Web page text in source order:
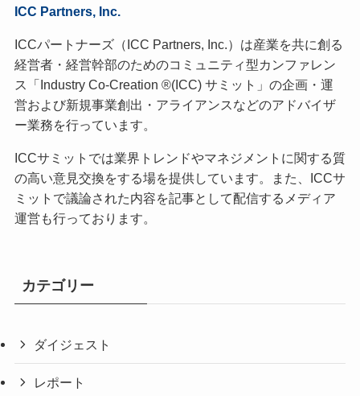
ICC Partners, Inc.
ICCパートナーズ（ICC Partners, Inc.）は産業を共に創る
経営者・経営幹部のためのコミュニティ型カンファレン
ス「Industry Co-Creation ®(ICC) サミット」の企画・運
営および新規事業創出・アライアンスなどのアドバイザ
ー業務を行っています。
ICCサミットでは業界トレンドやマネジメントに関する質
の高い意見交換をする場を提供しています。また、ICCサ
ミットで議論された内容を記事として配信するメディア
運営も行っております。
カテゴリー
ダイジェスト
レポート